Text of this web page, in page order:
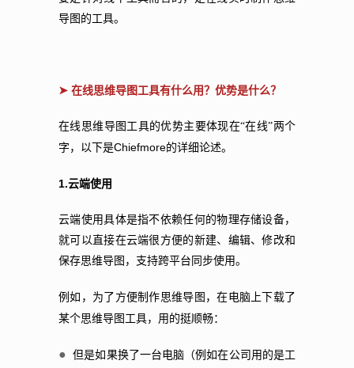
导图的工具。
➤ 在线思维导图工具有什么用？优势是什么？
在线思维导图工具的优势主要体现在“在线”两个
字，以下是Chiefmore的详细论述。
1.云端使用
云端使用具体是指不依赖任何的物理存储设备，
就可以直接在云端很方便的新建、编辑、修改和
保存思维导图，支持跨平台同步使用。
例如，为了方便制作思维导图，在电脑上下载了
某个思维导图工具，用的挺顺畅：
●但是如果换了一台电脑（例如在公司用的是工